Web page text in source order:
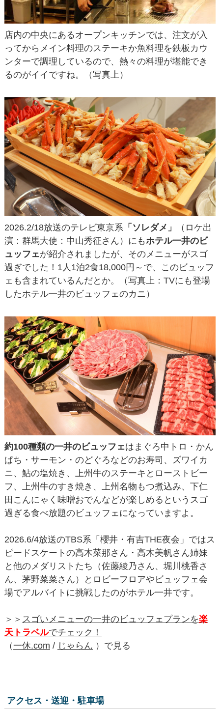
店内の中央にあるオープンキッチンでは、注文が入
ってからメイン料理のステーキか魚料理を鉄板カウ
ンターで調理しているので、熱々の料理が堪能でき
るのがイイですね。（写真上）
2026.2/18放送のテレビ東京系「ソレダメ」
（ロケ出
演：群馬大使：中山秀征さん）にもホテル一井のビ
ュッフェが紹介されましたが、そのメニューがスゴ
過ぎでした！1人1泊2食18,000円～で、このビュッフ
ェも含まれているんだとか。（写真上：TVにも登場
したホテル一井のビュッフェのカニ）
約100種類の一井のビュッフェはまぐろ中トロ・かん
ぱち・サーモン・のどぐろなどのお寿司、ズワイカ
ニ、鮎の塩焼き、上州牛のステーキとローストビー
フ、上州牛のすき焼き、上州名物もつ煮込み、下仁
田こんにゃく味噌おでんなどが楽しめるというスゴ
過ぎる食べ放題のビュッフェになっていますよ。
2026.6/4放送のTBS系「櫻井・有吉THE夜会」ではス
ピードスケートの高木菜那さん・高木美帆さん姉妹
と他のメダリストたち（佐藤綾乃さん、堀川桃香さ
ん、茅野菜菜さん）とロビーフロアやビュッフェ会
場でアルバイトに挑戦したのがホテル一井です。
＞＞ スゴいメニューの一井のビュッフェプランを楽
天トラベルでチェック！
（一休.com / じゃらん ）で見る
アクセス・送迎・駐車場